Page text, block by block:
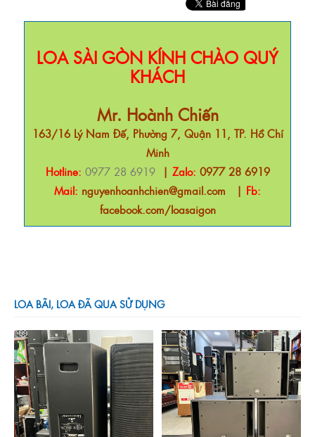
LOA SÀI GÒN KÍNH CHÀO QUÝ
KHÁCH
Mr. Hoành Chiến
163/16 Lý Nam Đế, Phường 7, Quận 11, TP. Hồ Chí
Minh
Hotline: 0977 28 6919| Zalo: 0977 28 6919
Mail: nguyenhoanhchien@gmail.com | Fb:
facebook.com/loasaigon
LOA BÃI, LOA ĐÃ QUA SỬ DỤNG